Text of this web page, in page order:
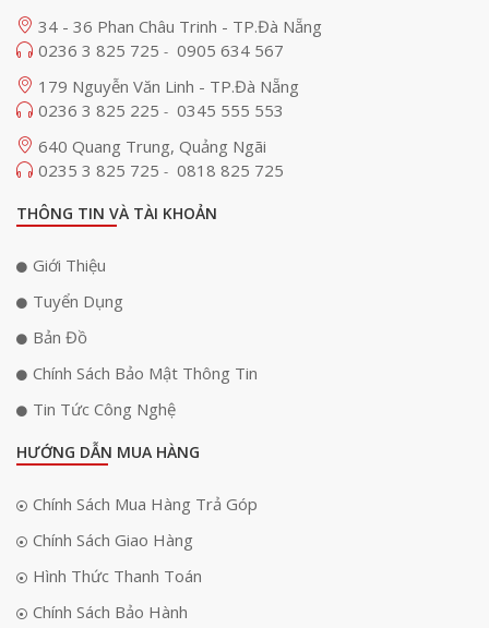
34 - 36 Phan Châu Trinh - TP.Đà Nẵng
0236 3 825 725 - 0905 634 567
179 Nguyễn Văn Linh - TP.Đà Nẵng
0236 3 825 225 - 0345 555 553
640 Quang Trung, Quảng Ngãi
0235 3 825 725 - 0818 825 725
THÔNG TIN VÀ TÀI KHOẢN
Giới Thiệu
Tuyển Dụng
Bản Đồ
Chính Sách Bảo Mật Thông Tin
Tin Tức Công Nghệ
HƯỚNG DẪN MUA HÀNG
Chính Sách Mua Hàng Trả Góp
Chính Sách Giao Hàng
Hình Thức Thanh Toán
Chính Sách Bảo Hành